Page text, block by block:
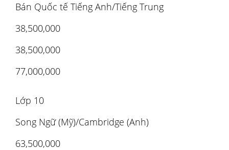
Bán Quốc tế Tiếng Anh/Tiếng Trung
38,500,000
38,500,000
77,000,000
Lớp 10
Song Ngữ (Mỹ)/Cambridge (Anh)
63,500,000